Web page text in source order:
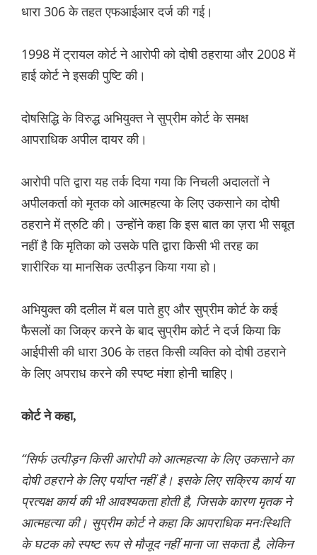
धारा 306 के तहत एफआईआर दर्ज की गई।
1998 में ट्रायल कोर्ट ने आरोपी को दोषी ठहराया और 2008 में
हाई कोर्ट ने इसकी पुष्टि की।
दोषसिद्धि के विरुद्ध अभियुक्त ने सुप्रीम कोर्ट के समक्ष
आपराधिक अपील दायर की।
आरोपी पति द्वारा यह तर्क दिया गया कि निचली अदालतों ने
अपीलकर्ता को मृतक को आत्महत्या के लिए उकसाने का दोषी
ठहराने में त्रुटि की। उन्होंने कहा कि इस बात का ज़रा भी सबूत
नहीं है कि मृतिका को उसके पति द्वारा किसी भी तरह का
शारीरिक या मानसिक उत्पीड़न किया गया हो।
अभियुक्त की दलील में बल पाते हुए और सुप्रीम कोर्ट के कई
फैसलों का जिक्र करने के बाद सुप्रीम कोर्ट ने दर्ज किया कि
आईपीसी की धारा 306 के तहत किसी व्यक्ति को दोषी ठहराने
के लिए अपराध करने की स्पष्ट मंशा होनी चाहिए।
कोर्ट ने कहा,
“सिर्फ उत्पीड़न किसी आरोपी को आत्महत्या के लिए उकसाने का
दोषी ठहराने के लिए पर्याप्त नहीं है। इसके लिए सक्रिय कार्य या
प्रत्यक्ष कार्य की भी आवश्यकता होती है, जिसके कारण मृतक ने
आत्महत्या की। सुप्रीम कोर्ट ने कहा कि आपराधिक मनःस्थिति
के घटक को स्पष्ट रूप से मौजूद नहीं माना जा सकता है, लेकिन